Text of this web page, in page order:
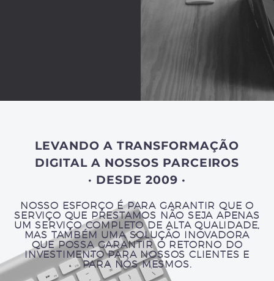
LEVANDO A TRANSFORMAÇÃO
DIGITAL A NOSSOS PARCEIROS
· DESDE 2009 ·
NOSSO ESFORÇO É PARA GARANTIR QUE O
SERVIÇO QUE PRESTAMOS NÃO SEJA APENAS
UM SERVIÇO COMPLETO DE ALTA QUALIDADE,
MAS TAMBÉM UMA SOLUÇÃO INOVADORA
QUE POSSA GARANTIR O RETORNO DO
INVESTIMENTO PARA NOSSOS CLIENTES E
PARA NÓS MESMOS.